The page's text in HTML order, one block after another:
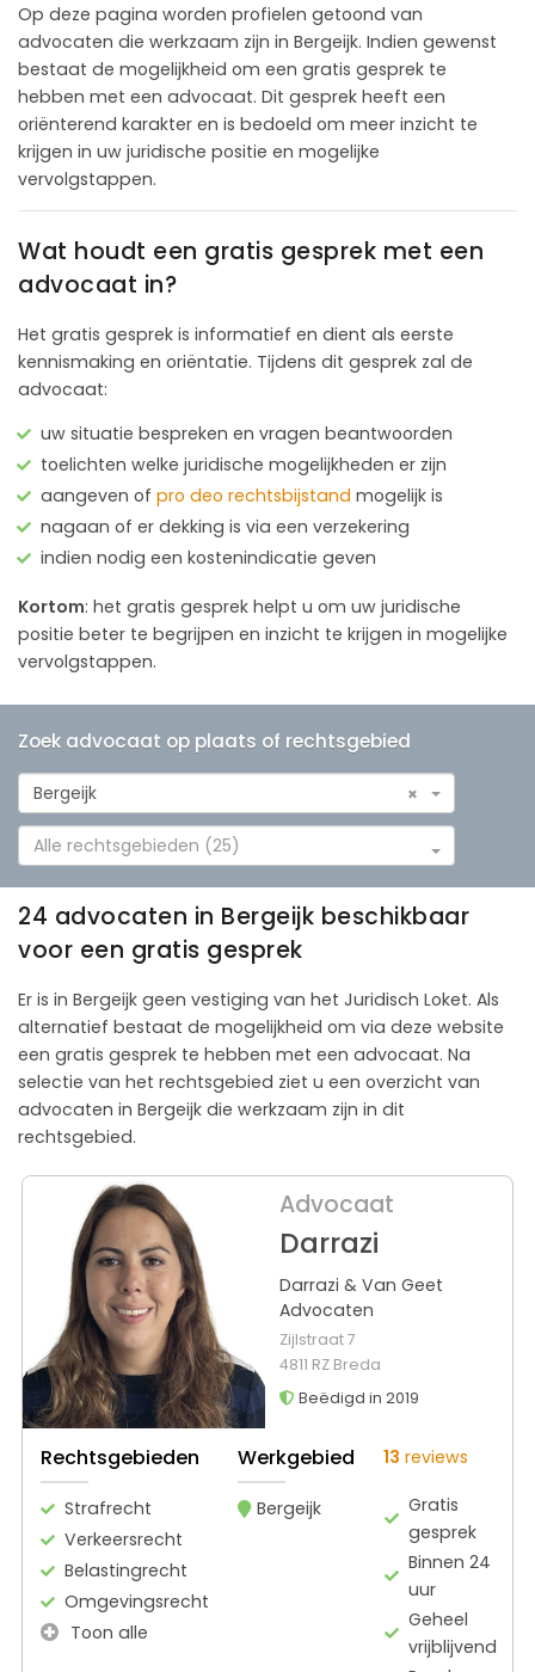
Op deze pagina worden profielen getoond van
advocaten die werkzaam zijn in Bergeijk. Indien gewenst
bestaat de mogelijkheid om een gratis gesprek te
hebben met een advocaat. Dit gesprek heeft een
oriënterend karakter en is bedoeld om meer inzicht te
krijgen in uw juridische positie en mogelijke
vervolgstappen.
Wat houdt een gratis gesprek met een
advocaat in?
Het gratis gesprek is informatief en dient als eerste
kennismaking en oriëntatie. Tijdens dit gesprek zal de
advocaat:
uw situatie bespreken en vragen beantwoorden
toelichten welke juridische mogelijkheden er zijn
aangeven of pro deo rechtsbijstand mogelijk is
nagaan of er dekking is via een verzekering
indien nodig een kostenindicatie geven
Kortom: het gratis gesprek helpt u om uw juridische
positie beter te begrijpen en inzicht te krijgen in mogelijke
vervolgstappen.
Zoek advocaat op plaats of rechtsgebied
×
Bergeijk
Alle rechtsgebieden (25)
24 advocaten in Bergeijk beschikbaar
voor een gratis gesprek
Er is in Bergeijk geen vestiging van het Juridisch Loket. Als
alternatief bestaat de mogelijkheid om via deze website
een gratis gesprek te hebben met een advocaat. Na
selectie van het rechtsgebied ziet u een overzicht van
advocaten in Bergeijk die werkzaam zijn in dit
rechtsgebied.
Advocaat
Darrazi
Darrazi & Van Geet
Advocaten
Zijlstraat 7
4811 RZ Breda
Beëdigd in 2019
Rechtsgebieden
Strafrecht
Verkeersrecht
Belastingrecht
Omgevingsrecht
Toon alle
Werkgebied
Bergeijk
13 reviews
Gratis
gesprek
Binnen 24
uur
Geheel
vrijblijvend